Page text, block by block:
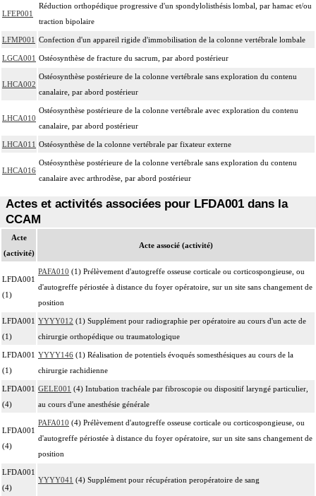
LFEP001
Réduction orthopédique progressive d'un spondylolisthésis lombal, par hamac et/ou
traction bipolaire
LFMP001 Confection d'un appareil rigide d'immobilisation de la colonne vertébrale lombale
LGCA001 Ostéosynthèse de fracture du sacrum, par abord postérieur
LHCA002
Ostéosynthèse postérieure de la colonne vertébrale sans exploration du contenu
canalaire, par abord postérieur
LHCA010
Ostéosynthèse postérieure de la colonne vertébrale avec exploration du contenu
canalaire, par abord postérieur
LHCA011 Ostéosynthèse de la colonne vertébrale par fixateur externe
LHCA016
Ostéosynthèse postérieure de la colonne vertébrale sans exploration du contenu
canalaire avec arthrodèse, par abord postérieur
Actes et activités associées pour LFDA001 dans la
CCAM
Acte
(activité)
Acte associé (activité)
LFDA001
(1)
PAFA010 (1) Prélèvement d'autogreffe osseuse corticale ou corticospongieuse, ou
d'autogreffe périostée à distance du foyer opératoire, sur un site sans changement de
position
LFDA001
(1)
YYYY012 (1) Supplément pour radiographie per opératoire au cours d'un acte de
chirurgie orthopédique ou traumatologique
LFDA001
(1)
YYYY146 (1) Réalisation de potentiels évoqués somesthésiques au cours de la
chirurgie rachidienne
LFDA001
(4)
GELE001 (4) Intubation trachéale par fibroscopie ou dispositif laryngé particulier,
au cours d'une anesthésie générale
LFDA001
(4)
PAFA010 (4) Prélèvement d'autogreffe osseuse corticale ou corticospongieuse, ou
d'autogreffe périostée à distance du foyer opératoire, sur un site sans changement de
position
LFDA001
(4)
YYYY041 (4) Supplément pour récupération peropératoire de sang